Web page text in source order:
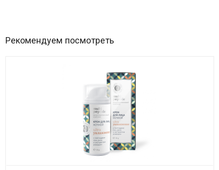
Рекомендуем посмотреть